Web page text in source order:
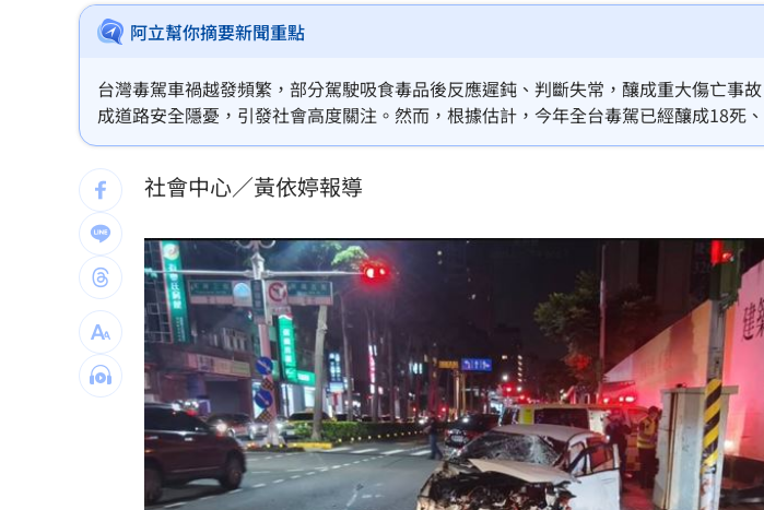
12歲台生陳鈞甯 獲德青少年鋼琴大賽冠軍
拜登攝護腺癌轉移 醫籲台灣推癌篩防晚期 17:22
白海豚將登陸中國 福建浙江上海撤21萬人
南投妻喝茫載尪自撞！車全毀2人受困車內 17:16
熊本賑災 福岡佛光山攜物資馳援八代市
狂風暴雨吹走內褲！陳世軒神回笑翻網友 17:10
海水倒灌基隆愛四路積水 謝國樑研議補償 17:06
越花俏越危險！便宜手機殼遭爆苯超標百倍 17:04
台灣彩券開獎直播中 20:31
阿立幫你摘要新聞重點
台灣毒駕車禍越發頻繁，部分駕駛吸食毒品後反應遲鈍、判斷失常，釀成重大傷亡事
成道路安全隱憂，引發社會高度關注。然而，根據估計，今年全台毒駕已經釀成18死
保請回」的情形，引爆全台民眾怒火。
社會中心／黃依婷報導